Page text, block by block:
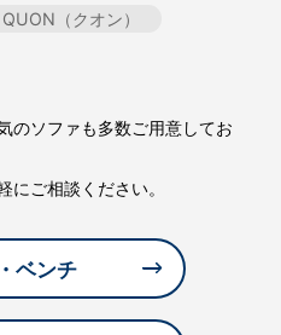
QUON（クオン）
のソファも多数ご用意してお
にご相談ください。
ベンチ